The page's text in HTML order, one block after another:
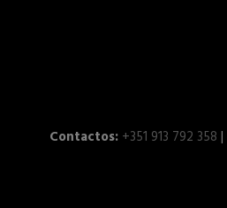
Contactos: +351 913 792 358 |